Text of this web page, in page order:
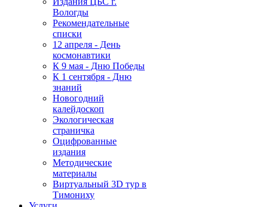
Вологды
Рекомендательные
списки
12 апреля - День
космонавтики
К 9 мая - Дню Победы
К 1 сентября - Дню
знаний
Новогодний
калейдоскоп
Экологическая
страничка
Оцифрованные
издания
Методические
материалы
Виртуальный 3D тур в
Тимониху